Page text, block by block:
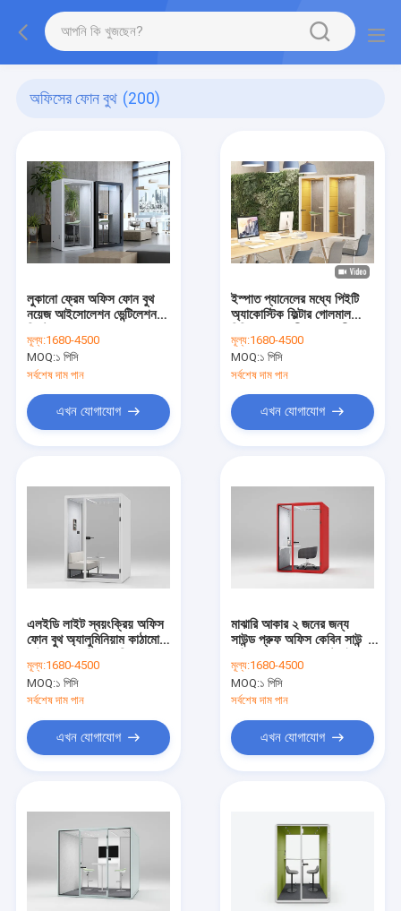
অফিসের ফোন বুথ (200)
লুকানো ফ্রেম অফিস ফোন বুথ
নয়েজ আইসোলেশন ভেন্টিলেশন
মূল্য:1680-4500
MOQ:১ পিসি
সর্বশেষ দাম পান
এখন যোগাযোগ
ইস্পাত প্যানেলের মধ্যে পিইটি
অ্যাকোস্টিক ফিল্টার গোলমাল
গ্লাস কেবিন
মূল্য:1680-4500
MOQ:১ পিসি
সর্বশেষ দাম পান
এখন যোগাযোগ
এলইডি লাইট স্বয়ংক্রিয় অফিস
ফোন বুথ অ্যালুমিনিয়াম কাঠামো
মূল্য:1680-4500
MOQ:১ পিসি
সর্বশেষ দাম পান
এখন যোগাযোগ
মাঝারি আকার ২ জনের জন্য
সাউন্ড প্রুফ অফিস কেবিন সাউন্ড
আকার
মূল্য:1680-4500
MOQ:১ পিসি
সর্বশেষ দাম পান
এখন যোগাযোগ